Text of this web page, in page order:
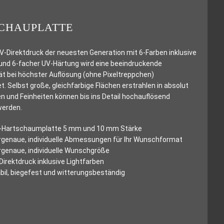
Direktdruck der neuesten Generation mit 6-Farben inklusive
6-facher UV-Härtung wird eine beeindruckende
bei höchster Auflösung (ohne Pixeltreppchen)
Selbst große, gleichfarbige Flächen erstrahlen in absolut
und Feinheiten können bis ins Detail hochauflösend
Hartschaumplatte 5 mm und 10 mm Stärke
individuelle Abmessungen für Ihr Wunschformat
individuelle Wunschgröße
inklusive Lightfarben
biegefest und witterungsbeständig